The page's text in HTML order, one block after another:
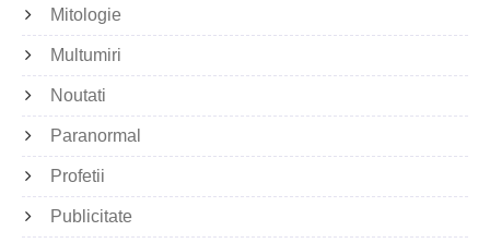
Mitologie
Multumiri
Noutati
Paranormal
Profetii
Publicitate